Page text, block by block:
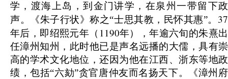
学，渡海上岛，到金门讲学，在泉州一带留下政
声。《朱子行状》称之“士思其教，民怀其惠”。 37
年后，即绍熙元年（ 1190年），年逾六旬的朱熹出
任漳州知州，此时他已是声名远播的大儒，具有崇
高的学术文化地位，还因为他在江西、浙东等地政
绩，包括“六劾”贪官唐仲友而名扬天下。《漳州府